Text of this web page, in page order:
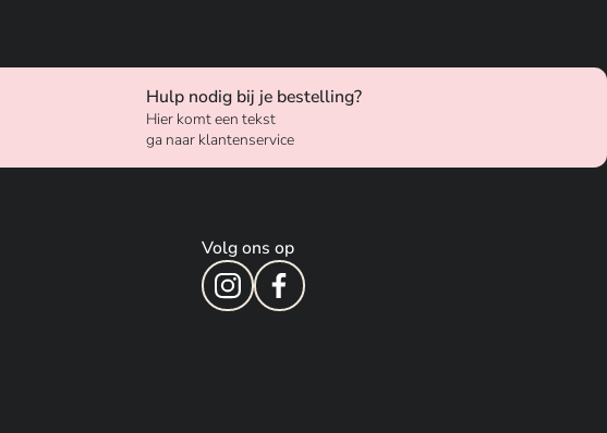
Hulp nodig bij je bestelling?
Hier komt een tekst
ga naar klantenservice
Volg ons op